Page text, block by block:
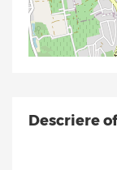
Descriere